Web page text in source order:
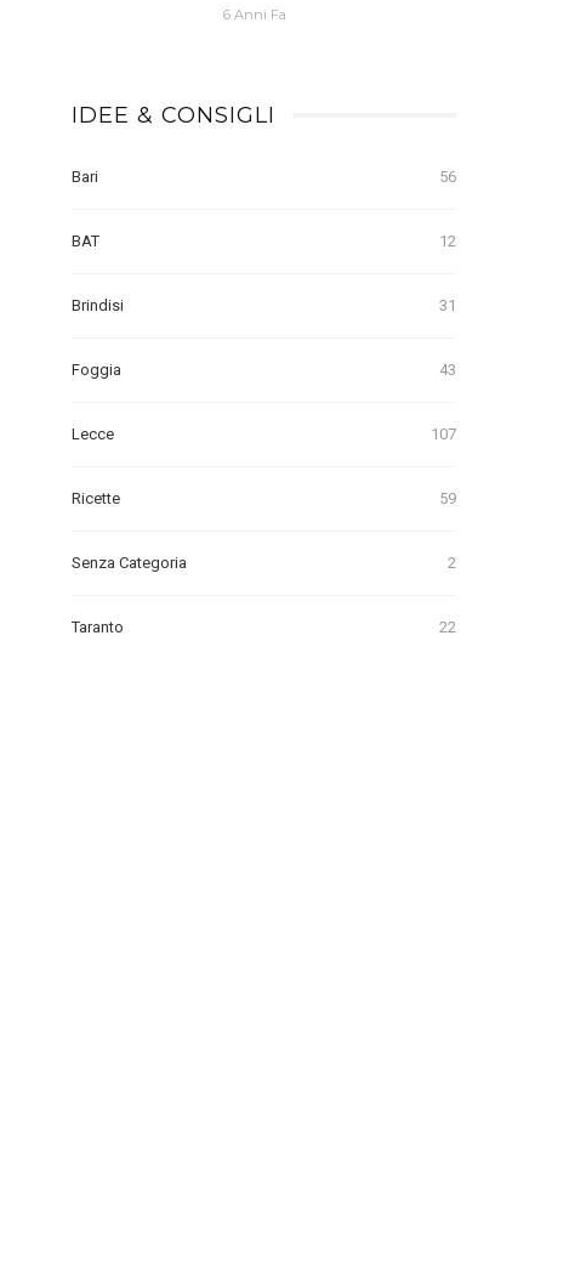
6 Anni Fa
IDEE & CONSIGLI
Bari 56
BAT 12
Brindisi 31
Foggia 43
Lecce 107
Ricette 59
Senza Categoria 2
Taranto 22